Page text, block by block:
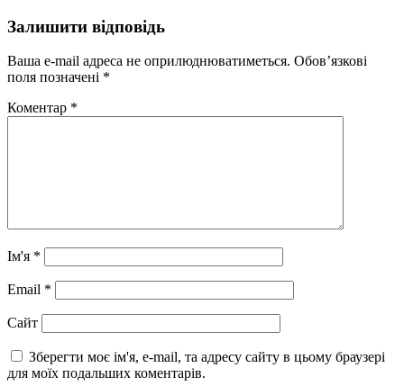
Залишити відповідь
Ваша e-mail адреса не оприлюднюватиметься. Обов’язкові
поля позначені *
Коментар *
Ім'я *
Email *
Сайт
Зберегти моє ім'я, e-mail, та адресу сайту в цьому браузері
для моїх подальших коментарів.